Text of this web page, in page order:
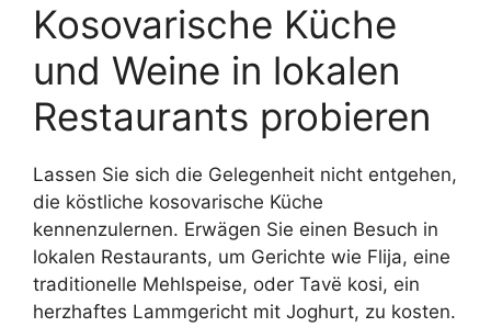
Kosovarische Küche
und Weine in lokalen
Restaurants probieren
Lassen Sie sich die Gelegenheit nicht entgehen,
die köstliche kosovarische Küche
kennenzulernen. Erwägen Sie einen Besuch in
lokalen Restaurants, um Gerichte wie Flija, eine
traditionelle Mehlspeise, oder Tavë kosi, ein
herzhaftes Lammgericht mit Joghurt, zu kosten.